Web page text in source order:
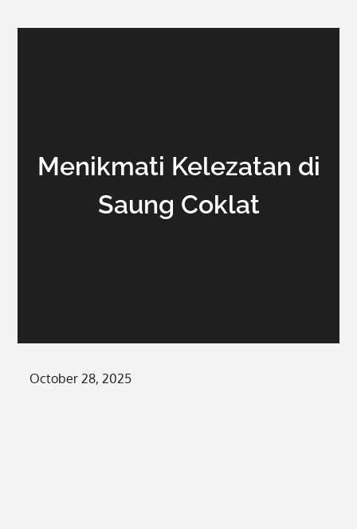
Menikmati Kelezatan di
Saung Coklat
Posted
October 28, 2025